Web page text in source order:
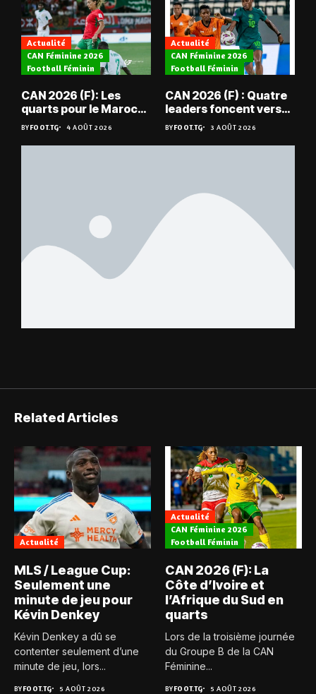
Actualité
CAN Féminine 2026
Football Féminin
CAN 2026 (F): Les
quarts pour le Maroc
et l’Algérie
BYFOOT.TG 4 AOÛT 2026
Actualité
CAN Féminine 2026
Football Féminin
CAN 2026 (F) : Quatre
leaders foncent vers
les quarts
BYFOOT.TG 3 AOÛT 2026
Related Articles
Actualité
MLS / League Cup:
Seulement une
minute de jeu pour
Kévin Denkey
Kévin Denkey a dû se
contenter seulement d’une
minute de jeu, lors...
BYFOOT.TG 5 AOÛT 2026
Actualité
CAN Féminine 2026
Football Féminin
CAN 2026 (F): La
Côte d’Ivoire et
l’Afrique du Sud en
quarts
Lors de la troisième journée
du Groupe B de la CAN
Féminine...
BYFOOT.TG 5 AOÛT 2026